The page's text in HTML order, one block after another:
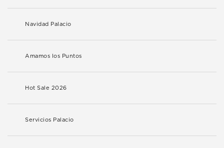
Navidad Palacio
Amamos los Puntos
Hot Sale 2026
Servicios Palacio